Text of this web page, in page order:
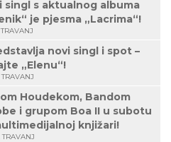
singl s aktualnog albuma
je pjesma „Lacrima“!
TRAVANJ
novi singl i spot –
„Elenu“!
TRAVANJ
Houdekom, Bandom
i grupom Boa II u subotu
knjižari!
TRAVANJ